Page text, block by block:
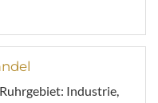
Industrie,